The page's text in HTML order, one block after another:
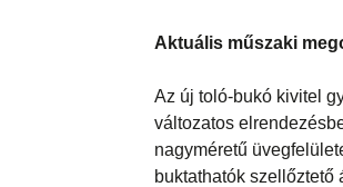
Aktuális műszaki
Az új toló-bukó kivitel
változatos
nagyméretű
buktathatók